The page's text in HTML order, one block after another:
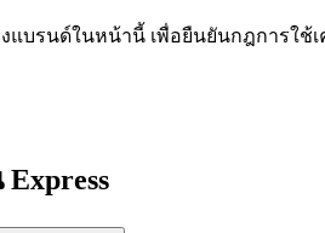
รนด์ในหน้านี้ เพื่อยืนยันกฎการใช้เ